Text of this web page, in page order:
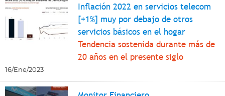
Inflación 2022 en servicios telecom
[+1%] muy por debajo de otros
servicios básicos en el hogar
Tendencia sostenida durante más de
20 años en el presente siglo
16/Ene/2023